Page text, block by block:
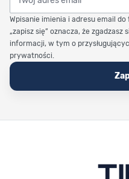
Wpisanie imienia i adresu email
„zapisz się” oznacza, że
informacji, w tym o
prywatności.